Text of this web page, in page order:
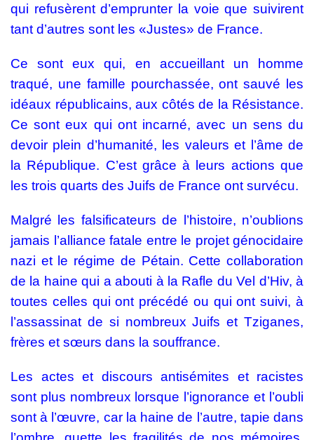
qui refusèrent d’emprunter la voie que suivirent
tant d’autres sont les «Justes» de France.
Ce sont eux qui, en accueillant un homme
traqué, une famille pourchassée, ont sauvé les
idéaux républicains, aux côtés de la Résistance.
Ce sont eux qui ont incarné, avec un sens du
devoir plein d’humanité, les valeurs et l’âme de
la République. C’est grâce à leurs actions que
les trois quarts des Juifs de France ont survécu.
Malgré les falsificateurs de l’histoire, n’oublions
jamais l’alliance fatale entre le projet génocidaire
nazi et le régime de Pétain. Cette collaboration
de la haine qui a abouti à la Rafle du Vel d’Hiv, à
toutes celles qui ont précédé ou qui ont suivi, à
l’assassinat de si nombreux Juifs et Tziganes,
frères et sœurs dans la souffrance.
Les actes et discours antisémites et racistes
sont plus nombreux lorsque l’ignorance et l’oubli
sont à l’œuvre, car la haine de l’autre, tapie dans